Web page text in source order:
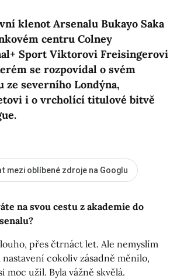
klenot Arsenalu Bukayo Saka
centru Colney
Sport Viktorovi Freisingerovi
se rozpovídal o svém
ze severního Londýna,
i o vrcholící titulové bitvě
mezi oblíbené zdroje na Googlu
na svou cestu z akademie do
přes čtrnáct let. Ale nemyslím
nastavení cokoliv zásadně měnilo,
moc užil. Byla vážně skvělá.